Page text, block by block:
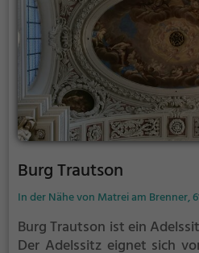
Burg Trautson
In der Nähe von Matrei am Brenner,
Burg Trautson ist ein
Der Adelssitz eignet sich